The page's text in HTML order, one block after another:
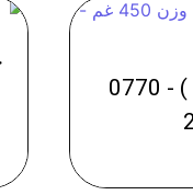
خميرة فورية بانتر ( نمر اسود ) - 0770